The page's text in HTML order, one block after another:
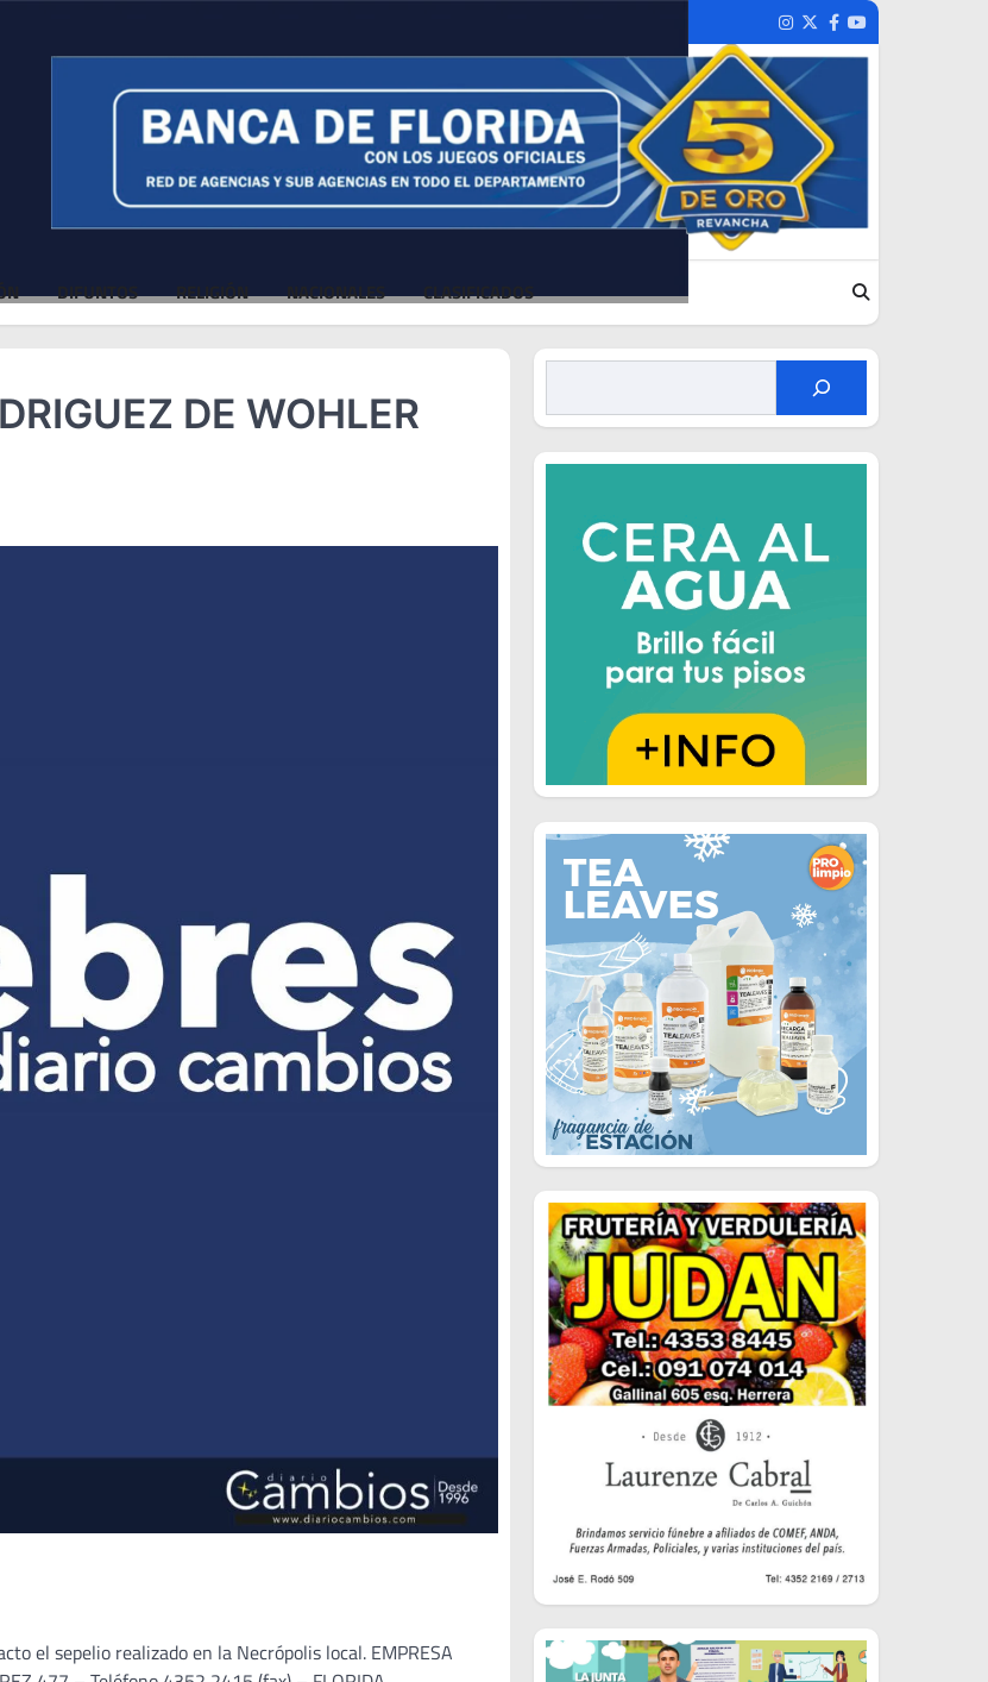
Instagram
TwitterFacebook
Youtube
DIFUNTOS RELIGIÓN NACIONALES CLASIFICADOS
DE WOHLER
el sepelio realizado en la Necrópolis local. EMPRESA